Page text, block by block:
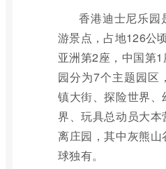
香港迪士尼乐园
游景点，占地126公
亚洲第2座，中国第
园分为7个主题园区
镇大街、探险世界
界、玩具总动员大
离庄园，其中灰熊
球独有。